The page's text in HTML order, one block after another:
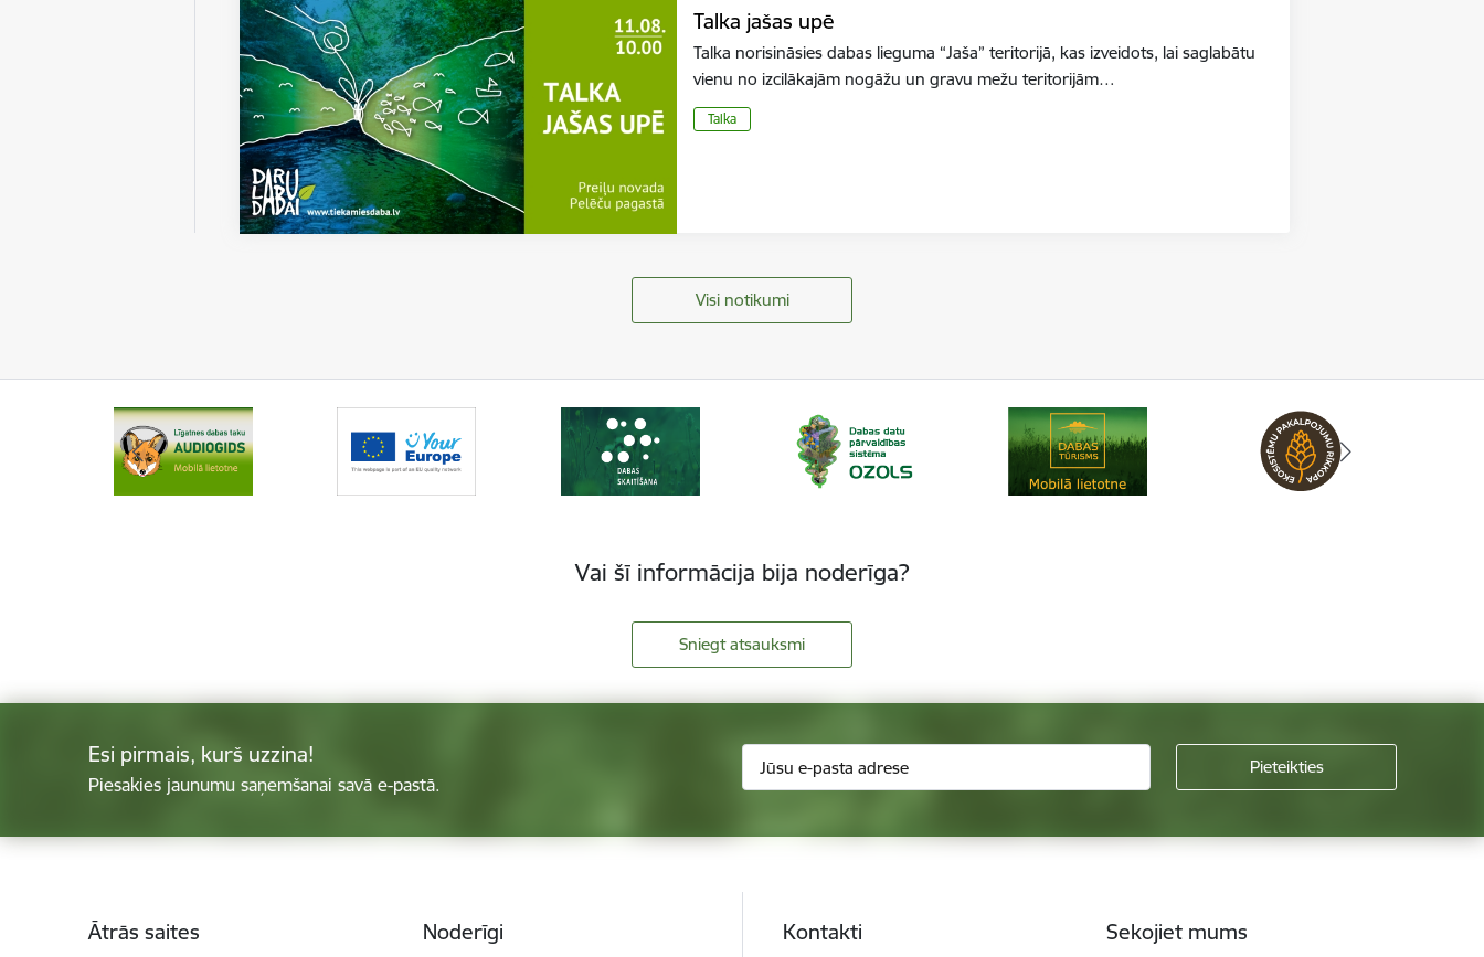
Talka jašas upē
Talka norisināsies dabas lieguma “Jaša” teritorijā, kas izveidots, lai saglabātu
vienu no izcilākajām nogāžu un gravu mežu teritorijām…
Talka
Visi notikumi
Vai šī informācija bija noderīga?
Sniegt atsauksmi
Esi pirmais, kurš uzzina!
Piesakies jaunumu saņemšanai savā e-pastā.
Ātrās saites Noderīgi Kontakti Sekojiet mums